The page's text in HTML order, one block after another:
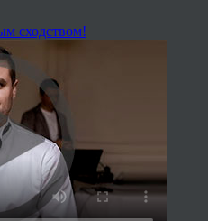
сходством!